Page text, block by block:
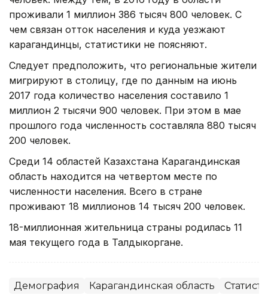
проживали 1 миллион 386 тысяч 800 человек. С
чем связан отток населения и куда уезжают
карагандинцы, статистики не поясняют.
Следует предположить, что региональные жители
мигрируют в столицу, где по данным на июнь
2017 года количество населения составило 1
миллион 2 тысячи 900 человек. При этом в мае
прошлого года численность составляла 880 тысяч
200 человек.
Среди 14 областей Казахстана Карагандинская
область находится на четвертом месте по
численности населения. Всего в стране
проживают 18 миллионов 14 тысяч 200 человек.
18-миллионная жительница страны родилась 11
мая текущего года в Талдыкоргане.
Демография Карагандинская область